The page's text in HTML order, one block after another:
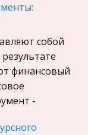
собой
финансовый
-